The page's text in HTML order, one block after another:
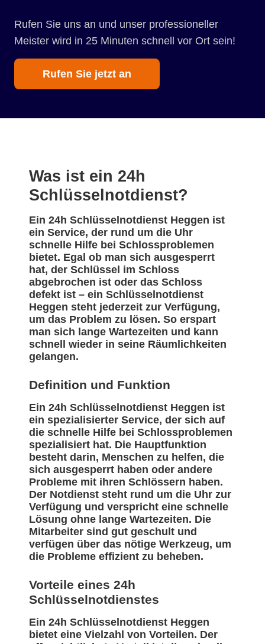
Rufen Sie uns an und unser professioneller
Meister wird in 25 Minuten schnell vor Ort sein!
Rufen Sie jetzt an
Was ist ein 24h
Schlüsselnotdienst?
Ein 24h Schlüsselnotdienst Heggen ist
ein Service, der rund um die Uhr
schnelle Hilfe bei Schlossproblemen
bietet. Egal ob man sich ausgesperrt
hat, der Schlüssel im Schloss
abgebrochen ist oder das Schloss
defekt ist – ein Schlüsselnotdienst
Heggen steht jederzeit zur Verfügung,
um das Problem zu lösen. So erspart
man sich lange Wartezeiten und kann
schnell wieder in seine Räumlichkeiten
gelangen.
Definition und Funktion
Ein 24h Schlüsselnotdienst Heggen ist
ein spezialisierter Service, der sich auf
die schnelle Hilfe bei Schlossproblemen
spezialisiert hat. Die Hauptfunktion
besteht darin, Menschen zu helfen, die
sich ausgesperrt haben oder andere
Probleme mit ihren Schlössern haben.
Der Notdienst steht rund um die Uhr zur
Verfügung und verspricht eine schnelle
Lösung ohne lange Wartezeiten. Die
Mitarbeiter sind gut geschult und
verfügen über das nötige Werkzeug, um
die Probleme effizient zu beheben.
Vorteile eines 24h
Schlüsselnotdienstes
Ein 24h Schlüsselnotdienst Heggen
bietet eine Vielzahl von Vorteilen. Der